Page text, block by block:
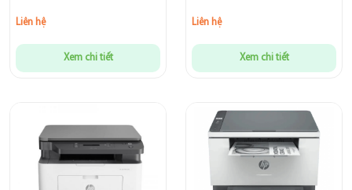
Liên hệ
Xem chi tiết
Liên hệ
Xem chi tiết